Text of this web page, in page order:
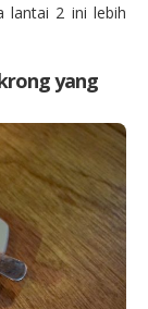
lantai 2 ini lebih
yang